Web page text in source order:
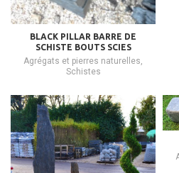
BLACK PILLAR BARRE DE
SCHISTE BOUTS SCIES
Agrégats et pierres naturelles,
Schistes